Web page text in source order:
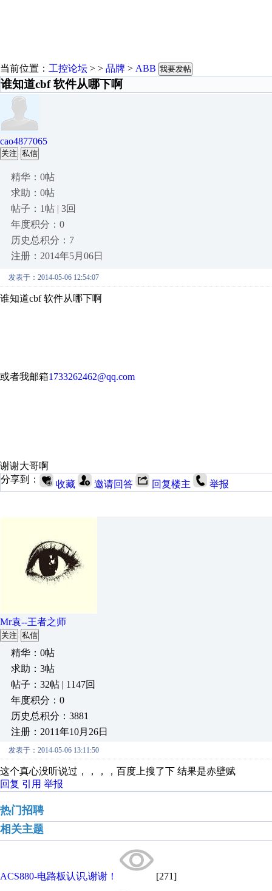
当前位置： 工控论坛 > > 品牌 > ABB 我要发帖
谁知道cbf 软件从哪下啊
cao4877065
关注 私信
精华：0帖
求助：0帖
帖子：1帖 | 3回
年度积分：0
历史总积分：7
注册：2014年5月06日
发表于：2014-05-06 12:54:07
谁知道cbf 软件从哪下啊
或者我邮箱1733262462@qq.com
谢谢大哥啊
分享到：
收藏 邀请回答 回复楼主 举报
Mr袁--王者之师
关注 私信
精华：0帖
求助：3帖
帖子：32帖 | 1147回
年度积分：0
历史总积分：3881
注册：2011年10月26日
发表于：2014-05-06 13:11:50
这个真心没听说过，，，，百度上搜了下 结果是赤壁赋
回复 引用 举报
热门招聘
相关主题
ACS880-电路板认识,谢谢！ [271]